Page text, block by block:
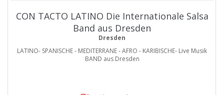
CON TACTO LATINO Die Internationale Salsa
Band aus Dresden
Dresden
LATINO- SPANISCHE - MEDITERRANE - AFRO - KARIBISCHE- Live Musik
BAND aus Dresden